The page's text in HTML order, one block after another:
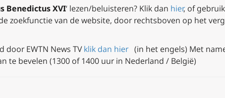
Benedictus XVI‘ lezen/beluisteren? Klik dan hier, of
zoekfunctie van de website, door rechtsboven op het
EWTN News TVklik dan hier (in het engels) Met
te bevelen (1300 of 1400 uur in Nederland / België)